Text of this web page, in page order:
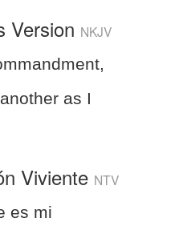
Version NKJV
as I
Viviente NTV
es mi